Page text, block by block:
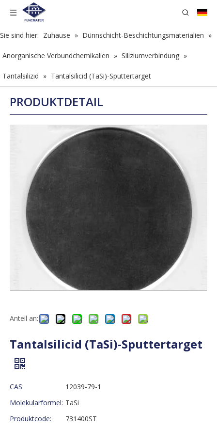
Sie sind hier: Zuhause » Dünnschicht-Beschichtungsmaterialien »
Anorganische Verbundchemikalien » Siliziumverbindung »
Tantalsilizid » Tantalsilicid (TaSi)-Sputtertarget
PRODUKTDETAIL
Anteil an:
Tantalsilicid (TaSi)-Sputtertarget
CAS:
12039-79-1
Molekularformel: TaSi
Produktcode:
731400ST